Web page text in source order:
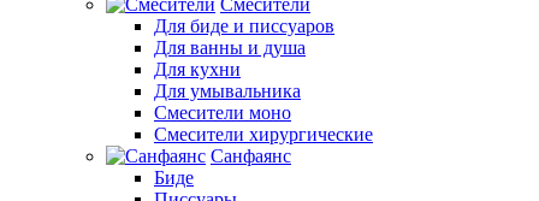
Смесители
Для биде и писсуаров
Для ванны и душа
Для кухни
Для умывальника
Смесители моно
Смесители хирургические
Санфаянс
Биде